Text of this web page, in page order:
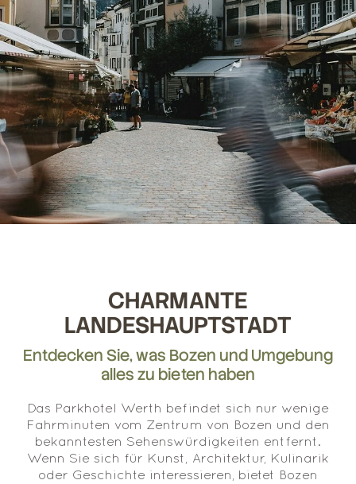
CHARMANTE
LANDESHAUPTSTADT
Entdecken Sie, was Bozen und Umgebung
alles zu bieten haben
Das Parkhotel Werth befindet sich nur wenige
Fahrminuten vom Zentrum von Bozen und den
bekanntesten Sehenswürdigkeiten entfernt.
Wenn Sie sich für Kunst, Architektur, Kulinarik
oder Geschichte interessieren, bietet Bozen